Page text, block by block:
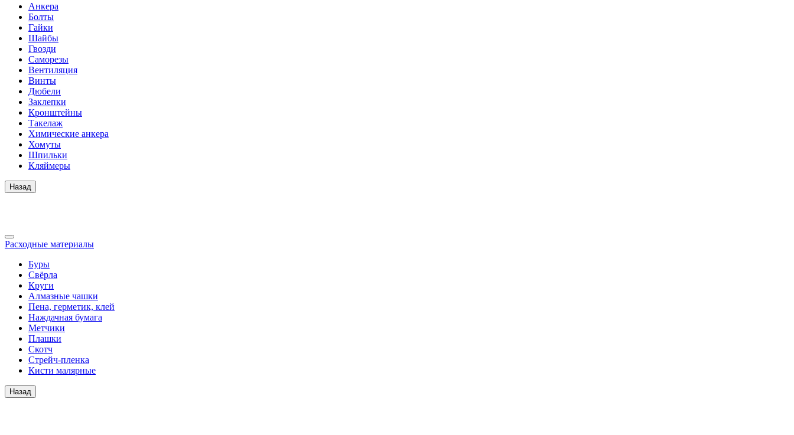
Анкера
Болты
Гайки
Шайбы
Гвозди
Саморезы
Вентиляция
Винты
Дюбели
Заклепки
Кронштейны
Такелаж
Химические анкера
Хомуты
Шпильки
Кляймеры
Назад
Расходные материалы
Буры
Свёрла
Круги
Алмазные чашки
Пена, герметик, клей
Наждачная бумага
Метчики
Плашки
Скотч
Стрейч-пленка
Кисти малярные
Назад